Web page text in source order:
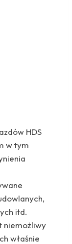
HDS
w tym
itd.
niemożliwy
właśnie